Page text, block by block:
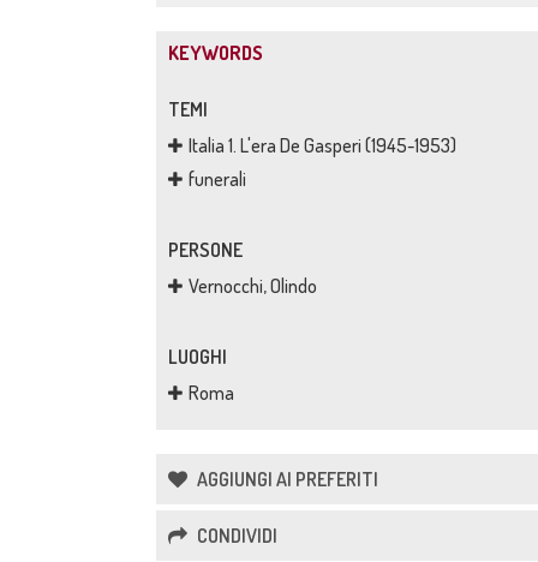
KEYWORDS
TEMI
Italia 1. L'era De Gasperi (1945-1953)
funerali
PERSONE
Vernocchi, Olindo
LUOGHI
Roma
AGGIUNGI AI PREFERITI
CONDIVIDI